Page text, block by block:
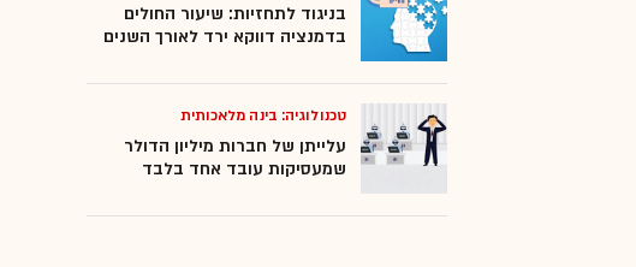
בניגוד לתחזיות: שיעור החולים
בדמנציה דווקא ירד לאורך השנים
טכנולוגיה: בינה מלאכותית
עלייתן של חברות מיליון הדולר
שמעסיקות עובד אחד בלבד